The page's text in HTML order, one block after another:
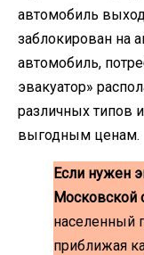
автомобиль
заблокирован на
автомобиль,
эвакуатор»
различных типов
выгодным ценам.
Если нужен
Московской
населенный
приближая